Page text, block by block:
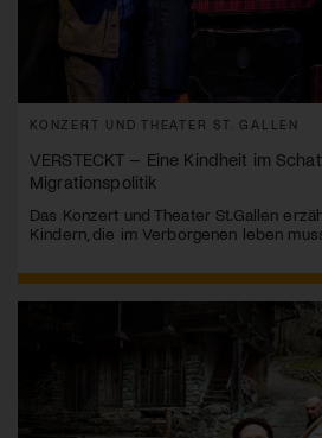
KONZERT UND THEATER ST. GALLEN
VERSTECKT – Eine Kindheit im
Migrationspolitik
Das Konzert und Theater St.Gallen
Kindern, die im Verborgenen leben